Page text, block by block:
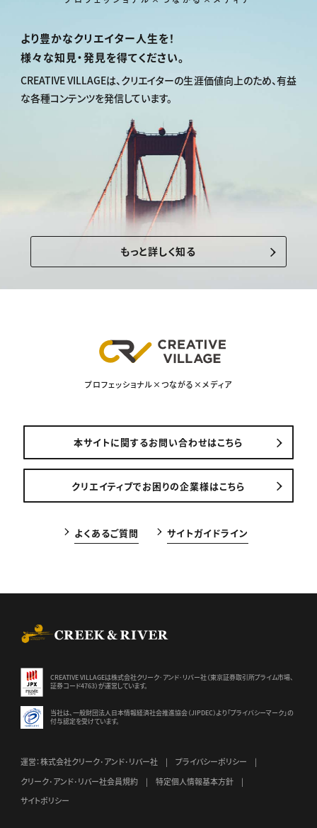
より豊かなクリエイター人生を！
様々な知見・発見を得てください。
CREATIVE VILLAGEは、クリエイターの生涯価値向上のため、有益
な各種コンテンツを発信しています。
もっと詳しく知る
プロフェッショナル×つながる×メディア
本サイトに関するお問い合わせはこちら
クリエイティブでお困りの企業様はこちら
よくあるご質問 サイトガイドライン
CREATIVE VILLAGEは株式会社クリーク･アンド･リバー社（東京証券取引所プライム市場、
証券コード4763）が運営しています。
当社は、一般財団法人日本情報経済社会推進協会（JIPDEC）より 「プライバシーマーク」の
付与認定を受けています。
運営：株式会社クリーク･アンド･リバー社
プライバシーポリシー
クリーク･アンド･リバー社会員規約
特定個人情報基本方針
サイトポリシー